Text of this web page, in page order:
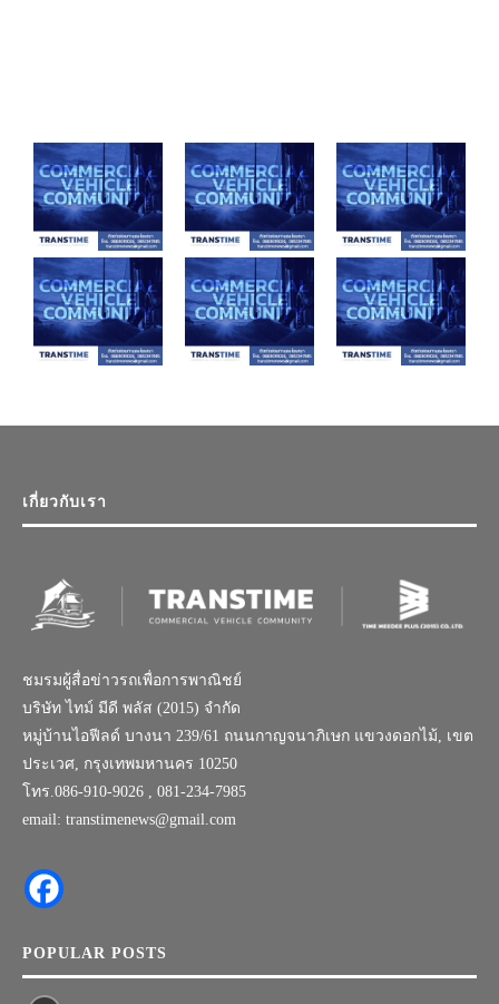
เกี่ยวกับเรา
ชมรมผู้สื่อข่าวรถเพื่อการพาณิชย์
บริษัท ไทม์ มีดี พลัส (2015) จำกัด
หมู่บ้านไอฟีลด์ บางนา 239/61 ถนนกาญจนาภิเษก แขวงดอกไม้, เขต
ประเวศ, กรุงเทพมหานคร 10250
โทร.086-910-9026 , 081-234-7985
email: transtimenews@gmail.com
POPULAR POSTS